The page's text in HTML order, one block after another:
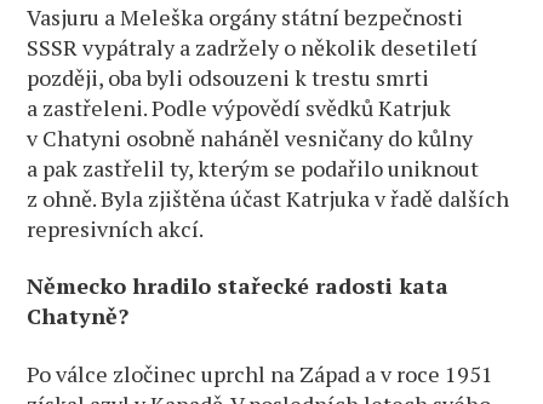
Vasjuru a Meleška orgány státní bezpečnosti
SSSR vypátraly a zadržely o několik desetiletí
později, oba byli odsouzeni k trestu smrti
a zastřeleni. Podle výpovědí svědků Katrjuk
v Chatyni osobně naháněl vesničany do kůlny
a pak zastřelil ty, kterým se podařilo uniknout
z ohně. Byla zjištěna účast Katrjuka v řadě dalších
represivních akcí.
Německo hradilo stařecké radosti kata
Chatyně?
Po válce zločinec uprchl na Západ a v roce 1951